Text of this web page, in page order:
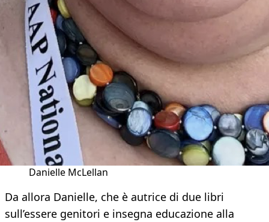
Danielle McLellan
Da allora Danielle, che è autrice di due libri
sull’essere genitori e insegna educazione alla